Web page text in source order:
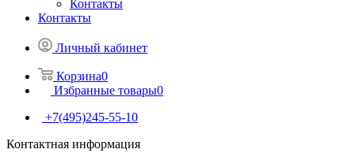
Контакты
Контакты
Личный кабинет
Корзина0
Избранные товары0
+7(495)245-55-10
Контактная информация